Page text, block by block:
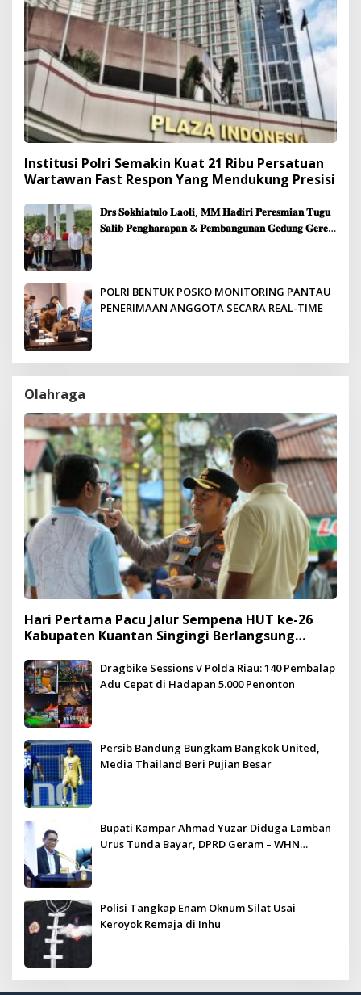
Institusi Polri Semakin Kuat 21 Ribu Persatuan
Wartawan Fast Respon Yang Mendukung Presisi
𝐃𝐫𝐬 𝐒𝐨𝐤𝐡𝐢𝐚𝐭𝐮𝐥𝐨 𝐋𝐚𝐨𝐥𝐢, 𝐌𝐌 𝐇𝐚𝐝𝐢𝐫𝐢 𝐏𝐞𝐫𝐞𝐬𝐦𝐢𝐚𝐧 𝐓𝐮𝐠𝐮
𝐒𝐚𝐥𝐢𝐛 𝐏𝐞𝐧𝐠𝐡𝐚𝐫𝐚𝐩𝐚𝐧 & 𝐏𝐞𝐦𝐛𝐚𝐧𝐠𝐮𝐧𝐚𝐧 𝐆𝐞𝐝𝐮𝐧𝐠 𝐆𝐞𝐫𝐞𝐣𝐚
POLRI BENTUK POSKO MONITORING PANTAU
PENERIMAAN ANGGOTA SECARA REAL-TIME
Olahraga
Hari Pertama Pacu Jalur Sempena HUT ke-26
Kabupaten Kuantan Singingi Berlangsung
Dragbike Sessions V Polda Riau: 140 Pembalap
Adu Cepat di Hadapan 5.000 Penonton
Persib Bandung Bungkam Bangkok United,
Media Thailand Beri Pujian Besar
Bupati Kampar Ahmad Yuzar Diduga Lamban
Urus Tunda Bayar, DPRD Geram – WHN
Polisi Tangkap Enam Oknum Silat Usai
Keroyok Remaja di Inhu